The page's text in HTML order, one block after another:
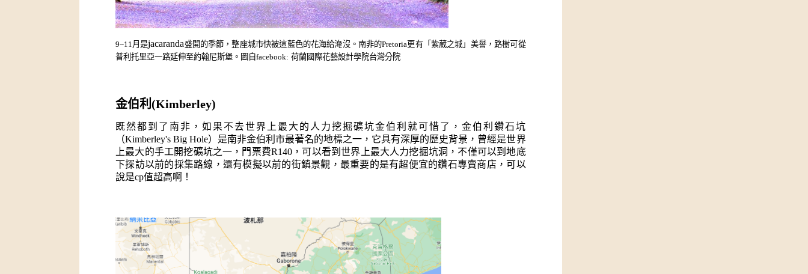
9~11月是jacaranda盛開的季節，整座城市快被這藍色的花海給淹沒。南非的Pretoria更有「紫葳之城」美譽，路樹可從
普利托里亞一路延伸至約翰尼斯堡。圖自facebook: 荷蘭國際花藝設計學院台灣分院
金伯利(Kimberley)
既然都到了南非，如果不去世界上最大的人力挖掘礦坑金伯利就可惜了，金伯利鑽石坑
（Kimberley's Big Hole）是南非金伯利市最著名的地標之一，它具有深厚的歷史背景，曾經是世界
上最大的手工開挖礦坑之一，門票費R140，可以看到世界上最大人力挖掘坑洞，不僅可以到地底
下探訪以前的採集路線，還有模擬以前的街鎮景觀，最重要的是有超便宜的鑽石專賣商店，可以
說是cp值超高啊！